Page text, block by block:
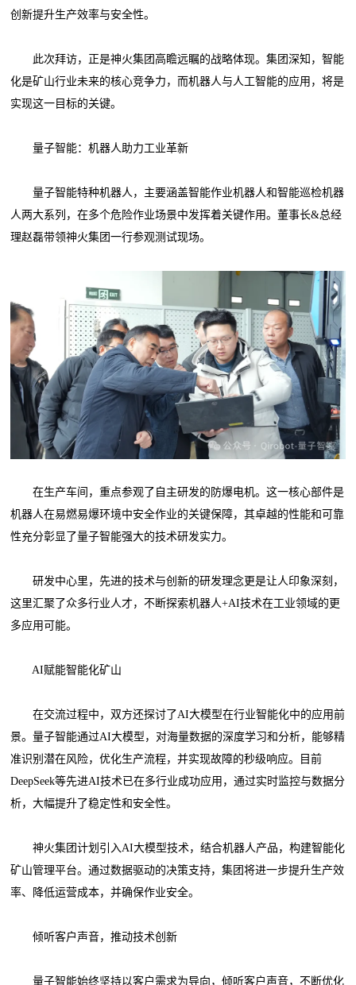
创新提升生产效率与安全性。
此次拜访，正是神火集团高瞻远瞩的战略体现。集团深知，智能
化是矿山行业未来的核心竞争力，而机器人与人工智能的应用，将是
实现这一目标的关键。
量子智能：机器人助力工业革新
量子智能特种机器人，主要涵盖智能作业机器人和智能巡检机器
人两大系列，在多个危险作业场景中发挥着关键作用。董事长&总经
理赵磊带领神火集团一行参观测试现场。
在生产车间，重点参观了自主研发的防爆电机。这一核心部件是
机器人在易燃易爆环境中安全作业的关键保障，其卓越的性能和可靠
性充分彰显了量子智能强大的技术研发实力。
研发中心里，先进的技术与创新的研发理念更是让人印象深刻，
这里汇聚了众多行业人才，不断探索机器人+AI技术在工业领域的更
多应用可能。
AI赋能智能化矿山
在交流过程中，双方还探讨了AI大模型在行业智能化中的应用前
景。量子智能通过AI大模型，对海量数据的深度学习和分析，能够精
准识别潜在风险，优化生产流程，并实现故障的秒级响应。目前
DeepSeek等先进AI技术已在多行业成功应用，通过实时监控与数据分
析，大幅提升了稳定性和安全性。
神火集团计划引入AI大模型技术，结合机器人产品，构建智能化
矿山管理平台。通过数据驱动的决策支持，集团将进一步提升生产效
率、降低运营成本，并确保作业安全。
倾听客户声音，推动技术创新
量子智能始终坚持以客户需求为导向，倾听客户声音，不断优化